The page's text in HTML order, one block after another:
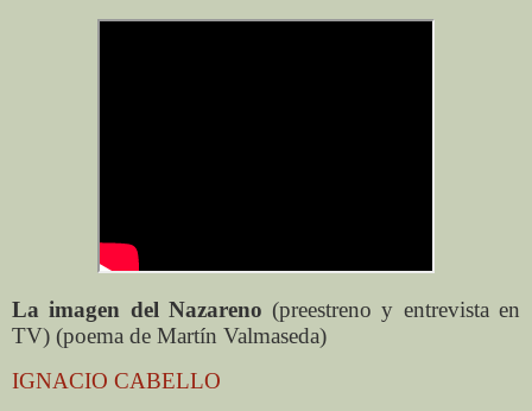
La imagen del Nazareno(preestreno y entrevista en
TV) (poema de Martín Valmaseda)
IGNACIO CABELLO